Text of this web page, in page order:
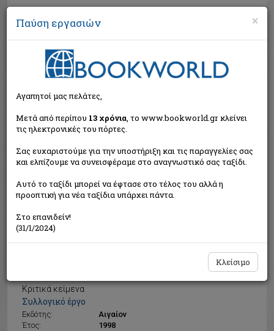
Αναζήτηση
Κριτικά κείμενα
Συλλογικό έργο
Εκδότης:
Αιγαίον
Έτος:
1998
Η τιμή μας:€13,44
Δεν υπάρχει δυνατότητα παραγγελίας
×
Παύση εργασιών
Αγαπητοί μας πελάτες,
Μετά από περίπου 13 χρόνια, το www.bookworld.gr κλείνει
τις ηλεκτρονικές του πόρτες.
Σας ευχαριστούμε για την υποστήριξη και τις παραγγελίες σας
και ελπίζουμε να συνεισφέραμε στο αναγνωστικό σας ταξίδι.
Αυτό το ταξίδι μπορεί να έφτασε στο τέλος του αλλά η
προοπτική για νέα ταξίδια υπάρχει πάντα.
Στο επανιδείν!
(31/1/2024)
Κλείσιμο